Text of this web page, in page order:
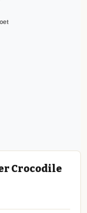
Crocodile